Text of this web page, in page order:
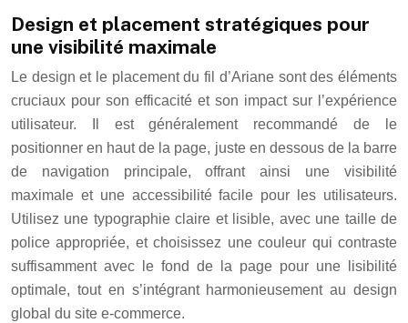
Design et placement stratégiques pour
une visibilité maximale
Le design et le placement du fil d’Ariane sont des éléments
cruciaux pour son efficacité et son impact sur l’expérience
utilisateur. Il est généralement recommandé de le
positionner en haut de la page, juste en dessous de la barre
de navigation principale, offrant ainsi une visibilité
maximale et une accessibilité facile pour les utilisateurs.
Utilisez une typographie claire et lisible, avec une taille de
police appropriée, et choisissez une couleur qui contraste
suffisamment avec le fond de la page pour une lisibilité
optimale, tout en s’intégrant harmonieusement au design
global du site e-commerce.